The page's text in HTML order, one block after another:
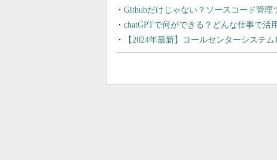
Githubだけじゃない？ソースコード管理
chatGPTで何ができる？どんな仕事で活
【2024年最新】コールセンターシステ